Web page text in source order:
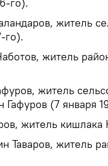
го).
житель
го).
житель
житель
Гафуров (7 января
житель кишлака
Таваров, житель